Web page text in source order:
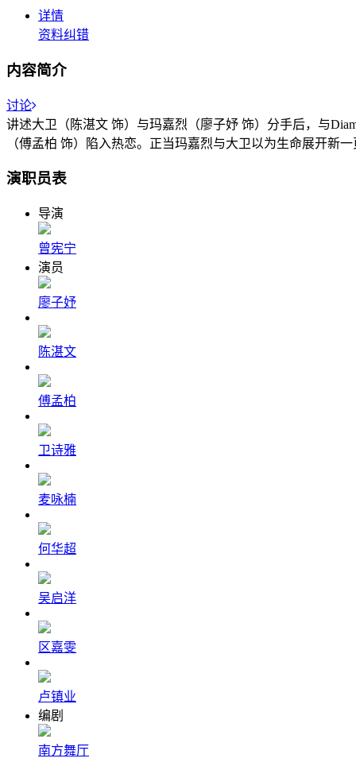
详情
资料纠错
内容简介
讨论
讲述大卫（陈湛文 饰）与玛嘉烈（廖子妤 饰）分手后，与
（傅孟柏 饰）陷入热恋。正当玛嘉烈与大卫以为生命展开新
演职员表
导演
曾宪宁
演员
廖子妤
陈湛文
傅孟柏
卫诗雅
麦咏楠
何华超
吴启洋
区嘉雯
卢镇业
编剧
南方舞厅